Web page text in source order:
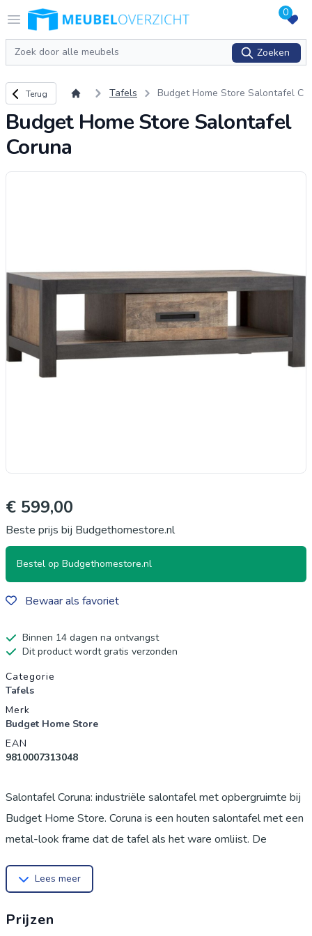
Open menu
Logo Meubeloverzicht.nl 0
Zoeken
Zoeken
Terug naar overzicht
Terug Tafels
Budget Home Store Salontafel C
Budget Home Store Salontafel
Coruna
€ 599,00
Beste prijs bij Budgethomestore.nl
Bestel op Budgethomestore.nl
Bewaar als favoriet
Binnen 14 dagen na ontvangst
Dit product wordt gratis verzonden
Productgegevens
Categorie
Tafels
Merk
Budget Home Store
EAN
9810007313048
Salontafel Coruna: industriële salontafel met opbergruimte bij
Budget Home Store. Coruna is een houten salontafel met een
metal-look frame dat de tafel als het ware omlijst. De
een smaakvolle manier stoer oogt. Het design maakt deze
staan in veel modern ingerichte woonkamers. Een goede
Lees meer
Prijzen